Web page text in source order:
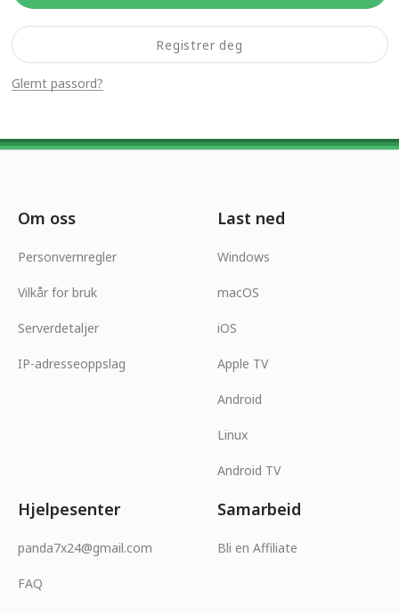
Glemt passord?
Registrer deg
Om oss
Personvernregler
Vilkår for bruk
Serverdetaljer
IP-adresseoppslag
Last ned
Windows
macOS
iOS
Apple TV
Android
Linux
Android TV
Hjelpesenter
panda7x24@gmail.com
FAQ
Samarbeid
Bli en Affiliate